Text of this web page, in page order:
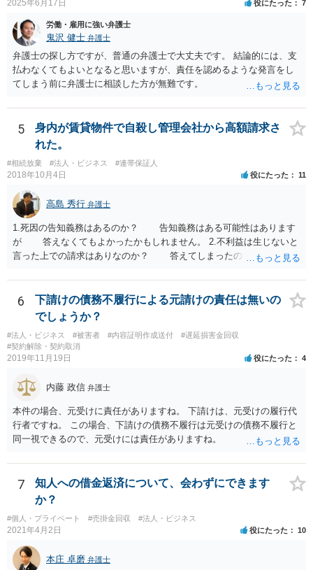
2025年6月17日 役にたった 7
労働・雇用に強い弁護士
鬼沢 健士 弁護士
弁護士の探し方ですが、普通の弁護士で大丈夫です。 結論的には、支
払わなくてもよいとなると思いますが、責任を認めるような発言をし
てしまう前に弁護士に相談した方が無難です。
5
身内が賃貸物件で自殺し管理会社から高額請求さ
れた。
#相続放棄 #法人・ビジネス #連帯保証人
2018年10月4日 役にたった 11
高島 秀行 弁護士
1.死因の告知義務はあるのか？ 告知義務はある可能性はあります
が 答えなくてもよかったかもしれません。 2.不利益は生じないと
言った上での請求はありなのか？ 答えてしまったので請求されて
明できれば 信義則違反という主張をすることができる可能性があ
ります。 3.請求額は妥当なのか？ 自殺した場合、約２年分の賃料
が損害となるというのが判例です。
6
下請けの債務不履行による元請けの責任は無いの
でしょうか？
#法人・ビジネス #被害者 #内容証明作成送付
#遅延損害金回収
#契約解除・契約取消
2019年11月19日 役にたった 4
内藤 政信 弁護士
本件の場合、元受けに責任がありますね。 下請けは、元受けの履行代
行者ですね。 この場合、下請けの債務不履行は元受けの債務不履行と
同一視できるので、元受けには責任がありますね。
7
知人への借金返済について、会わずにできます
か？
#個人・プライベート #売掛金回収 #法人・ビジネス
2021年4月2日 役にたった 10
本庄 卓磨 弁護士